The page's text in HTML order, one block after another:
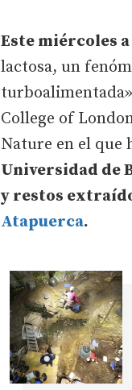
Este miércoles
lactosa, un
College of
Nature en el que
Universidad de
y restos
Atapuerca.